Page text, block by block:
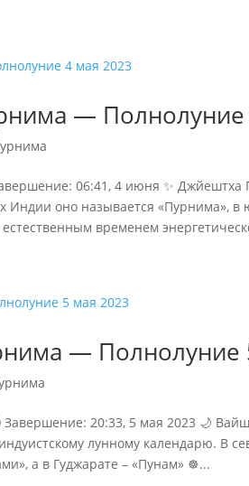
— Полнолуние
06:41, 4 июня ✨
Индии оно называется «Пурнима»,
временем
— Полнолуние
Завершение: 20:33, 5 мая 2023 🌙
лунному календарю. В
а в Гуджарате – «Пунам» ☸️...